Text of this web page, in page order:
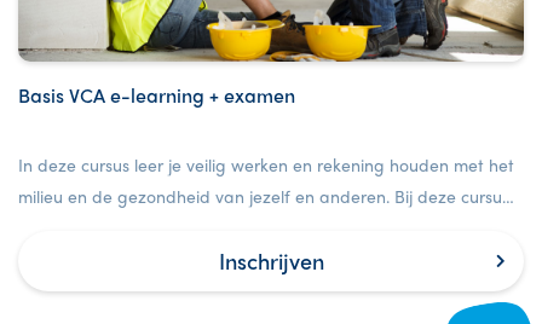
Basis VCA e-learning + examen
In deze cursus leer je veilig werken en rekening houden met het
milieu en de gezondheid van jezelf en anderen. Bij deze cursus
Inschrijven